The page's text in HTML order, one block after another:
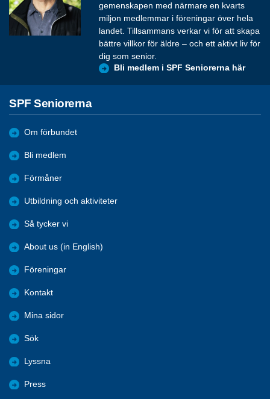
gemenskapen med närmare en kvarts
miljon medlemmar i föreningar över hela
landet. Tillsammans verkar vi för att skapa
bättre villkor för äldre – och ett aktivt liv för
dig som senior.
Bli medlem i SPF Seniorerna här
SPF Seniorerna
Om förbundet
Bli medlem
Förmåner
Utbildning och aktiviteter
Så tycker vi
About us (in English)
Föreningar
Kontakt
Mina sidor
Sök
Lyssna
Press